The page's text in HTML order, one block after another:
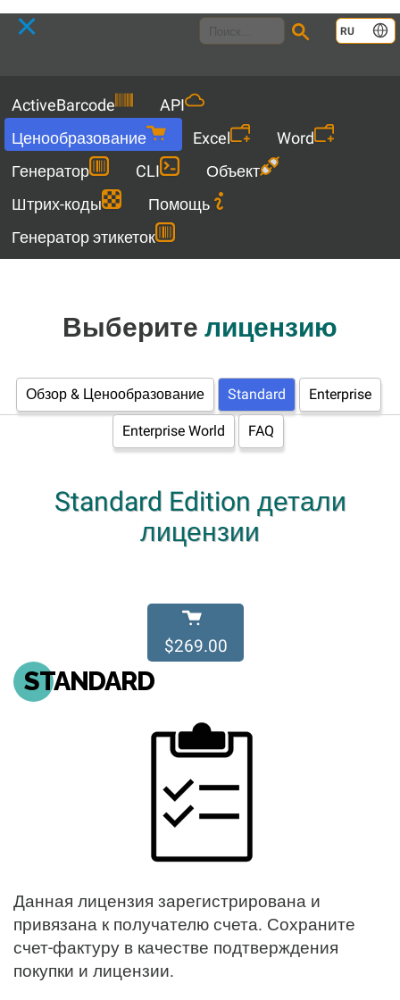
RU
ActiveBarcode
API
Ценообразование
Excel
Word
Генератор
CLI
Объект
Штрих-коды
Помощь
Генератор этикеток
Выберите лицензию
Обзор & Ценообразование Standard Enterprise
Enterprise World FAQ
Standard Edition детали
лицензии
$269.00
STANDARD
Данная лицензия зарегистрирована и
привязана к получателю счета. Сохраните
счет-фактуру в качестве подтверждения
покупки и лицензии.